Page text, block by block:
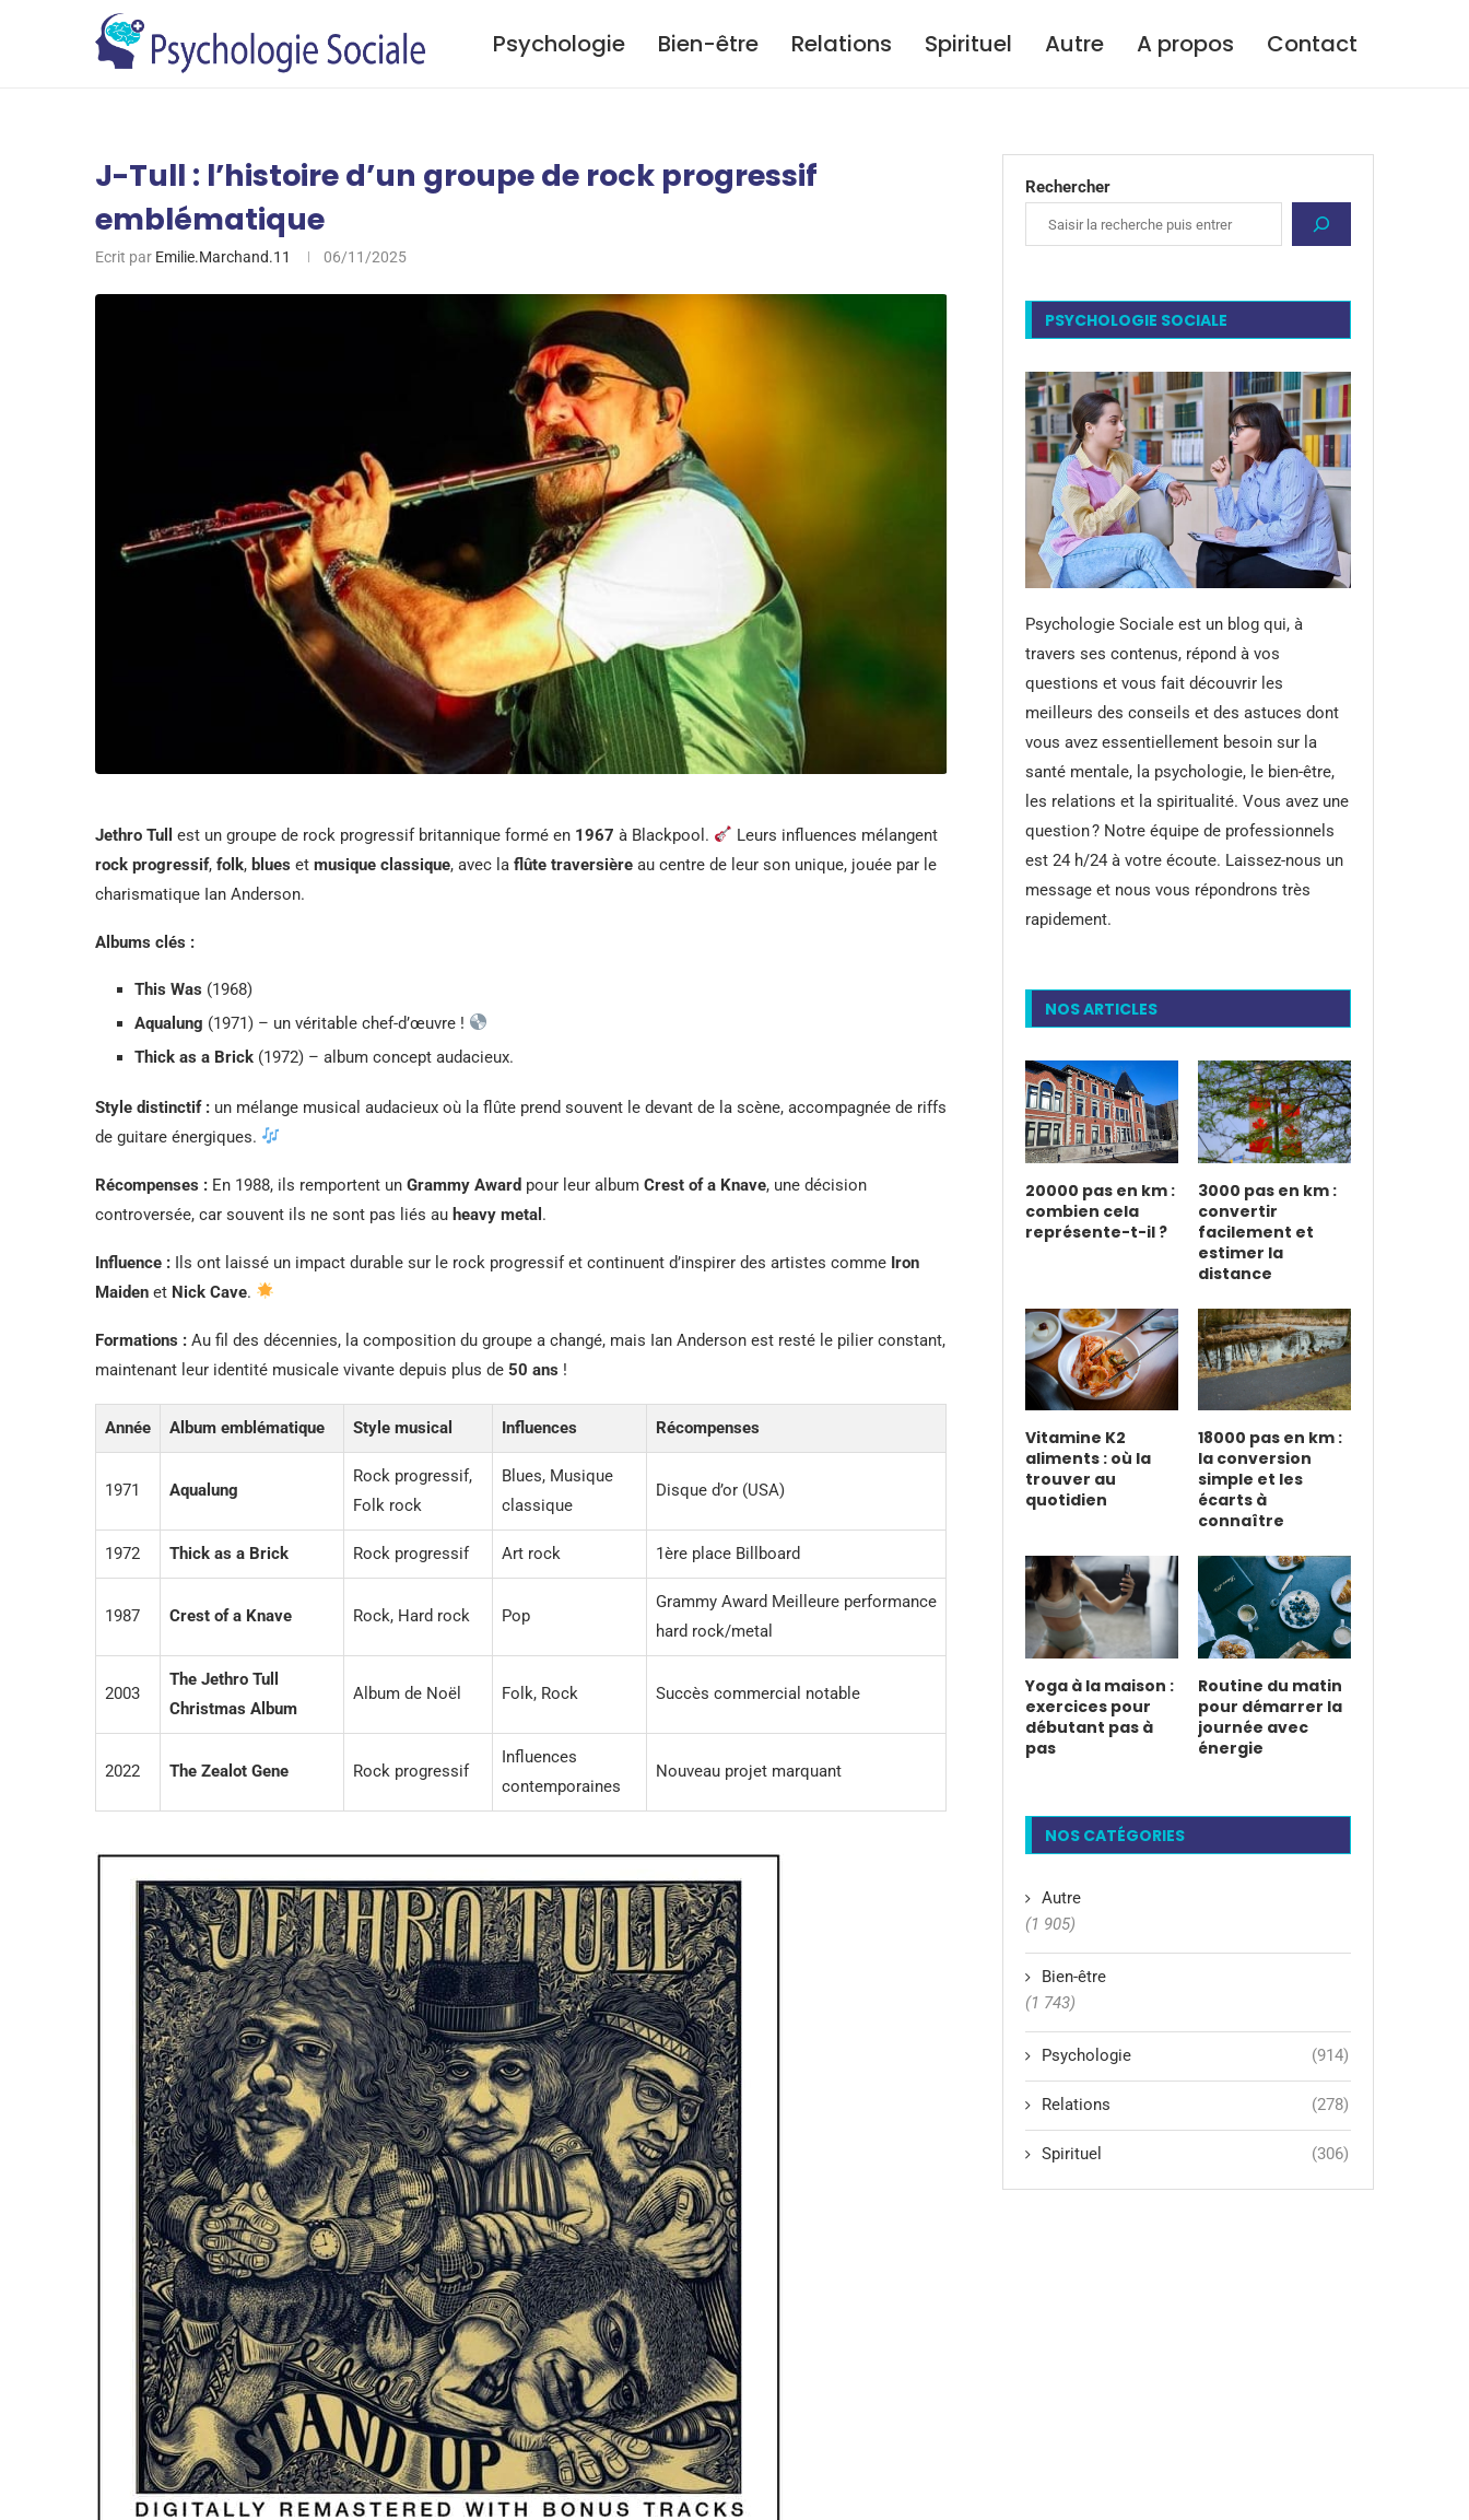
Psychologie Bien-être Relations Spirituel Autre A propos Contact
J-Tull : l’histoire d’un groupe de rock progressif
emblématique
Ecrit par Emilie.Marchand.11 06/11/2025
Jethro Tull est un groupe de rock progressif britannique formé en 1967 à Blackpool.
Leurs influences mélangent
rock progressif, folk, blues et musique classique, avec la flûte traversière au centre de leur son unique, jouée par le
charismatique Ian Anderson.
Albums clés :
This Was (1968)
Aqualung (1971) – un véritable chef-d’œuvre !
Thick as a Brick (1972) – album concept audacieux.
Style distinctif : un mélange musical audacieux où la flûte prend souvent le devant de la scène, accompagnée de riffs
de guitare énergiques.
Récompenses : En 1988, ils remportent un Grammy Award pour leur album Crest of a Knave, une décision
controversée, car souvent ils ne sont pas liés au heavy metal .
Influence : Ils ont laissé un impact durable sur le rock progressif et continuent d’inspirer des artistes comme Iron
Maiden et Nick Cave.
Formations : Au fil des décennies, la composition du groupe a changé, mais Ian Anderson est resté le pilier constant,
maintenant leur identité musicale vivante depuis plus de 50 ans !
Année Album emblématique Style musical Influences Récompenses
1971 Aqualung
Rock progressif,
Folk rock
Blues, Musique
classique
Disque d’or (USA)
1972 Thick as a Brick Rock progressif Art rock 1ère place Billboard
1987 Crest of a Knave Rock, Hard rock Pop
Grammy Award Meilleure performance
hard rock/metal
2003
The Jethro Tull
Christmas Album
Album de Noël Folk, Rock Succès commercial notable
2022 The Zealot Gene Rock progressif
Influences
contemporaines
Nouveau projet marquant
Rechercher
PSYCHOLOGIE SOCIALE
Psychologie Sociale est un blog qui, à
travers ses contenus, répond à vos
questions et vous fait découvrir les
meilleurs des conseils et des astuces dont
vous avez essentiellement besoin sur la
santé mentale, la psychologie, le bien-être,
les relations et la spiritualité. Vous avez une
question ? Notre équipe de professionnels
est 24 h/24 à votre écoute. Laissez-nous un
message et nous vous répondrons très
rapidement.
NOS ARTICLES
20000 pas en km :
combien cela
représente-t-il ?
3000 pas en km :
convertir
facilement et
estimer la
distance
Vitamine K2
aliments : où la
trouver au
quotidien
18000 pas en km :
la conversion
simple et les
écarts à
connaître
Yoga à la maison :
exercices pour
débutant pas à
pas
Routine du matin
pour démarrer la
journée avec
énergie
NOS CATÉGORIES
Autre
(1 905)
Bien-être
(1 743)
Psychologie (914)
Relations (278)
Spirituel (306)